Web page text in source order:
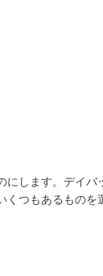
します。デイ
くつもあるものを